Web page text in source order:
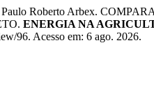
Roberto Arbex.
ENERGIA NA
96. Acesso em: 6 ago. 2026.